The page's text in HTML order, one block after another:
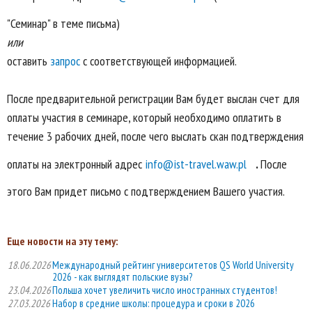
"Семинар" в теме письма)
или
оставить запросс соответствующей информацией.
После предварительной регистрации Вам будет выслан счет для
оплаты участия в семинаре, который необходимо оплатить в
течение 3 рабочих дней, после чего выслать скан подтверждения
оплаты на электронный адрес info@ist-travel.waw.pl .После
этого Вам придет письмо с подтверждением Вашего участия.
Еще новости на эту тему:
18.06.2026Международный рейтинг университетов QS World University
2026 - как выглядят польские вузы?
23.04.2026Польша хочет увеличить число иностранных студентов!
27.03.2026Набор в средние школы: процедура и сроки в 2026